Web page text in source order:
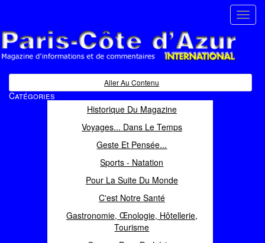
Magazine d'informations et de commentaires
Aller Au Contenu
Catégories
Historique Du Magazine
Voyages... Dans Le Temps
Geste Et Pensée...
Sports - Natation
Pour La Suite Du Monde
C'est Notre Santé
Gastronomie, Œnologie, Hôtellerie,
Tourisme